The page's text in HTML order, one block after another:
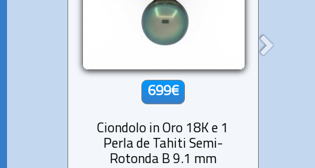
699€
Ciondolo in Oro 18K e 1
Perla de Tahiti Semi-
Rotonda B 9.1 mm